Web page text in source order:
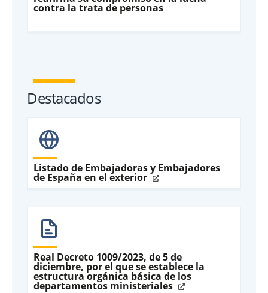
contra la trata de personas
Destacados
Listado de Embajadoras y Embajadores
de España en el exterior
Real Decreto 1009/2023, de 5 de
diciembre, por el que se establece la
estructura orgánica básica de los
departamentos ministeriales